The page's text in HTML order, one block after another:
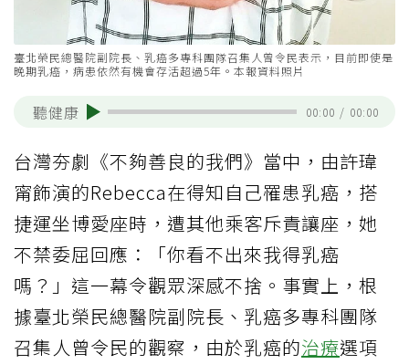
臺北榮民總醫院副院長、乳癌多專科團隊召集人曾令民表示，目前即使是
晚期乳癌，病患依然有機會存活超過5年。本報資料照片
聽健康 00:00 / 00:00
台灣夯劇《不夠善良的我們》當中，由許瑋
甯飾演的Rebecca在得知自己罹患乳癌，搭
捷運坐博愛座時，遭其他乘客斥責讓座，她
不禁委屈回應：「你看不出來我得乳癌
嗎？」這一幕令觀眾深感不捨。事實上，根
據臺北榮民總醫院副院長、乳癌多專科團隊
召集人曾令民的觀察，由於乳癌的治療選項